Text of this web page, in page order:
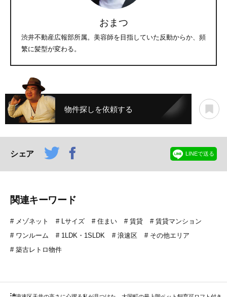
おまつ
渋井不動産広報部所属。美容師を目指していた反動からか、頻
繁に髪型が変わる。
物件探しを依頼する
シェア LINEで送る
関連キーワード
メゾネット Lサイズ 住まい 賃貸
賃貸マンション
ワンルーム
1LDK・1SLDK 浪速区
その他エリア
築古レトロ物件